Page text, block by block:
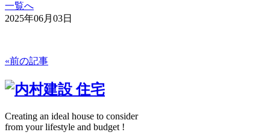
一覧へ
2025年06月03日
«前の記事
Creating an ideal house to consider
from your lifestyle and budget !